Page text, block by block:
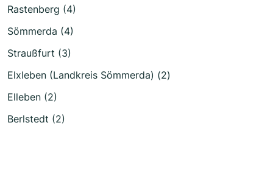
Rastenberg (4)
Sömmerda (4)
Straußfurt (3)
Elxleben (Landkreis Sömmerda) (2)
Elleben (2)
Berlstedt (2)